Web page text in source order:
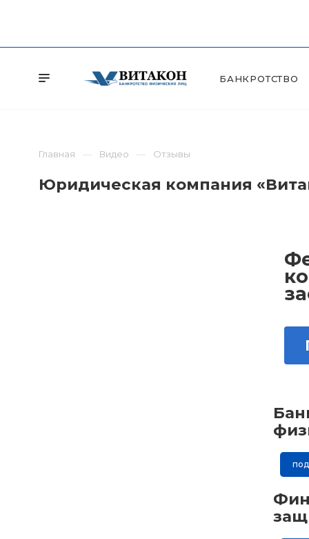
БАНКРОТСТВО
Главная Видео Отзывы
Юридическая компания